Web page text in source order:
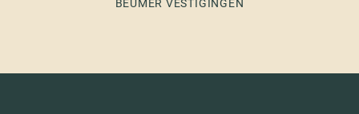
BEUMER VESTIGINGEN